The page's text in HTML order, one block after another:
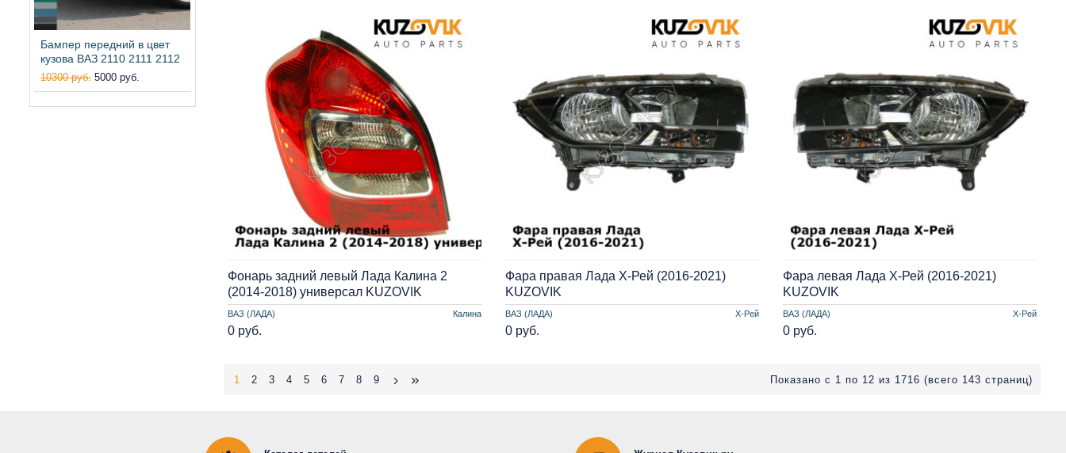
Бампер передний в цвет
кузова ВАЗ 2110 2111 2112
10300 руб. 5000 руб.
ВАЗ (ЛАДА) Калина
Фонарь задний левый Лада Калина 2
(2014-2018) универсал KUZOVIK
0 руб.
ВАЗ (ЛАДА) Х-Рей
Фара правая Лада Х-Рей (2016-2021)
KUZOVIK
0 руб.
ВАЗ (ЛАДА) Х-Рей
Фара левая Лада Х-Рей (2016-2021)
KUZOVIK
0 руб.
1 2 3 4 5 6 7 8 9 Показано с 1 по 12 из 1716 (всего 143 страниц)